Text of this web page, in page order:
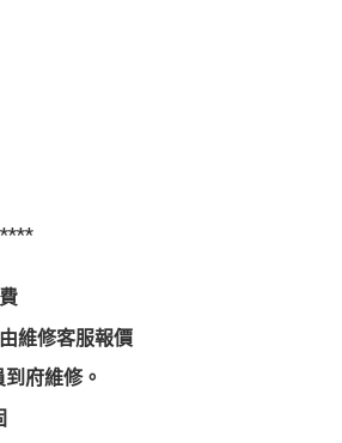
維修客服報價
府維修。